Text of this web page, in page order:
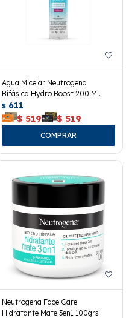
Agua Micelar Neutrogena
Bifásica Hydro Boost 200 Ml.
$ 611
$ 519 $ 519
Neutrogena Face Care
Hidratante Mate 3en1 100grs